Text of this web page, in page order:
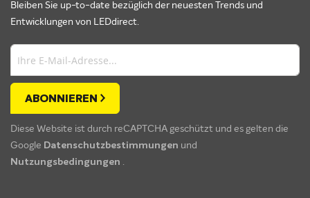
Bleiben Sie up-to-date bezüglich der neuesten Trends und
Entwicklungen von LEDdirect.
ABONNIEREN
Diese Website ist durch reCAPTCHA geschützt und es gelten die
Google Datenschutzbestimmungen und
Nutzungsbedingungen .